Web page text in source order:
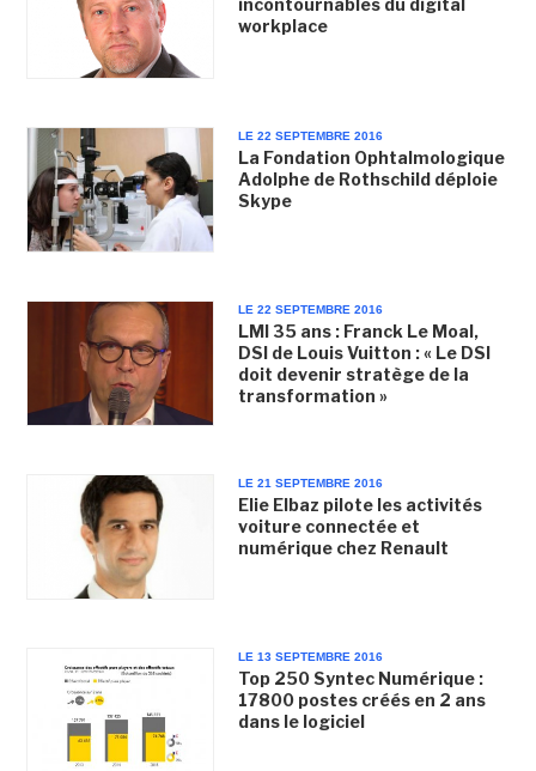
incontournables du digital
workplace
LE 22 SEPTEMBRE 2016
La Fondation Ophtalmologique
Adolphe de Rothschild déploie
Skype
LE 22 SEPTEMBRE 2016
LMI 35 ans : Franck Le Moal,
DSI de Louis Vuitton : « Le DSI
doit devenir stratège de la
transformation »
LE 21 SEPTEMBRE 2016
Elie Elbaz pilote les activités
voiture connectée et
numérique chez Renault
LE 13 SEPTEMBRE 2016
Top 250 Syntec Numérique :
17800 postes créés en 2 ans
dans le logiciel